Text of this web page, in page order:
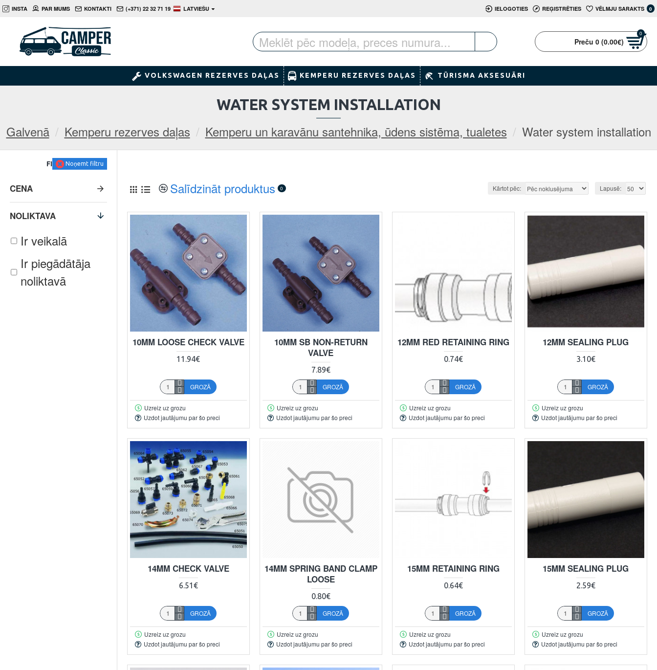
INSTA PAR MUMS KONTAKTI (+371) 22 32 71 19 LATVIEŠU IELOGOTIES REĢISTRĒTIES VĒLMJU SARAKTS 0
Preču 0 (0.00€)
0
VOLKSWAGEN REZERVES DAĻAS KEMPERU REZERVES DAĻAS TŪRISMA AKSESUĀRI
Galvenā Kemperu rezerves daļas Kemperu un karavānu santehnika, ūdens sistēma, tualetes Water system installation
WATER SYSTEM INSTALLATION
FILTRSNoņemt filtru
CENA
NOLIKTAVA
Ir veikalā
Ir piegādātāja
noliktavā
Salīdzināt produktus 0 Kārtot pēc: Lapusē:
10MM LOOSE CHECK VALVE
11.94€
GROZĀ
Uzreiz uz grozu
Uzdot jautājumu par šo preci
10MM SB NON-RETURN
VALVE
7.89€
GROZĀ
Uzreiz uz grozu
Uzdot jautājumu par šo preci
12MM RED RETAINING RING
0.74€
GROZĀ
Uzreiz uz grozu
Uzdot jautājumu par šo preci
12MM SEALING PLUG
3.10€
GROZĀ
Uzreiz uz grozu
Uzdot jautājumu par šo preci
14MM CHECK VALVE
6.51€
GROZĀ
Uzreiz uz grozu
Uzdot jautājumu par šo preci
14MM SPRING BAND CLAMP
LOOSE
0.80€
GROZĀ
Uzreiz uz grozu
Uzdot jautājumu par šo preci
15MM RETAINING RING
0.64€
GROZĀ
Uzreiz uz grozu
Uzdot jautājumu par šo preci
15MM SEALING PLUG
2.59€
GROZĀ
Uzreiz uz grozu
Uzdot jautājumu par šo preci